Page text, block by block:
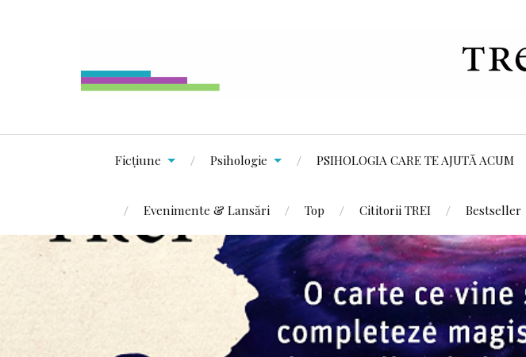
Ficțiune Psihologie PSIHOLOGIA CARE TE AJUTĂ ACUM
Evenimente & Lansări Top Cititorii TREI Bestseller